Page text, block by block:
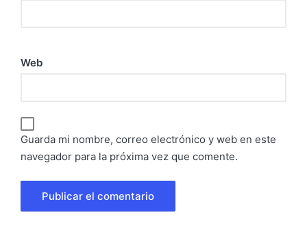
Web
Guarda mi nombre, correo electrónico y web en este
navegador para la próxima vez que comente.